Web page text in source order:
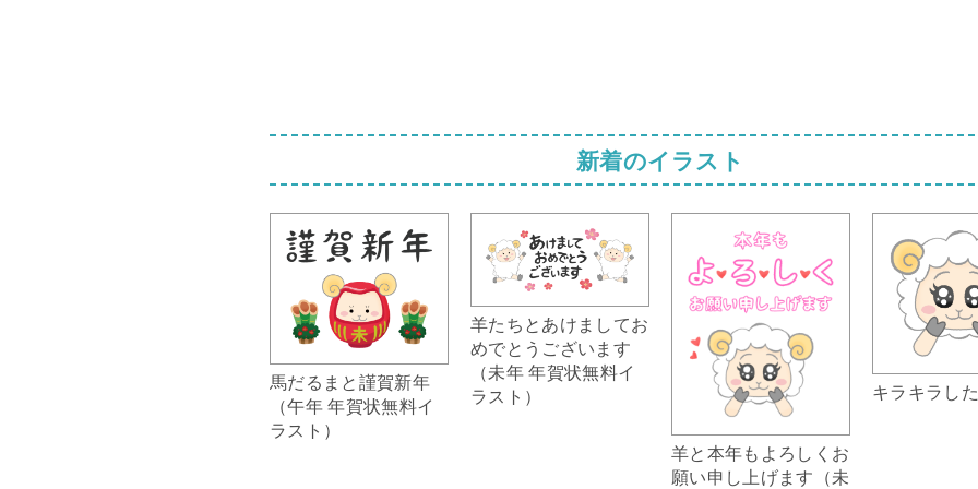
新着のイラスト
馬だるまと謹賀新年
（午年 年賀状無料イ
ラスト）
羊たちとあけましてお
めでとうございます
（未年 年賀状無料イ
ラスト）
羊と本年もよろしくお
願い申し上げます（未
キラキラし